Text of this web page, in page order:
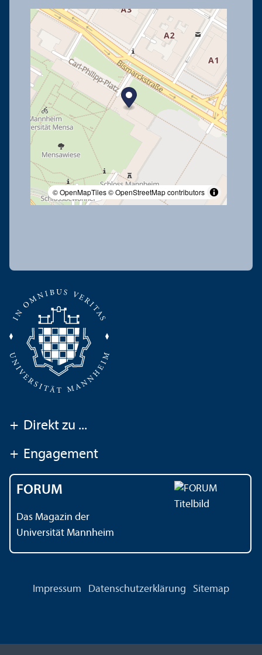
© OpenMapTiles© OpenStreetMap contributors
+ Direkt zu ...
+ Engagement
FORUM
Das Magazin der
Universität Mannheim
Impressum Datenschutz­erklärung Sitemap